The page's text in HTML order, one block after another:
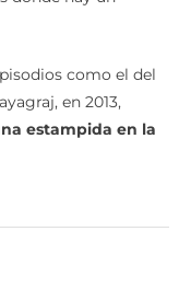
como el del
en 2013,
estampida en la